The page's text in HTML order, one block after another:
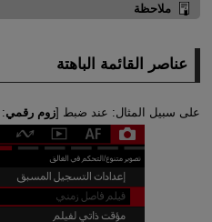
ملاحظة
عناصر القائمة الباهتة
على سبيل المثال: عند ضبط [زوم رقمي: